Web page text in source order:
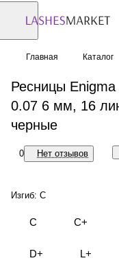
Главная Каталог
Ресницы Enigma
0.07 6 мм, 16
черные
0 Нет отзывов
Изгиб: C
C C+
D+ L+